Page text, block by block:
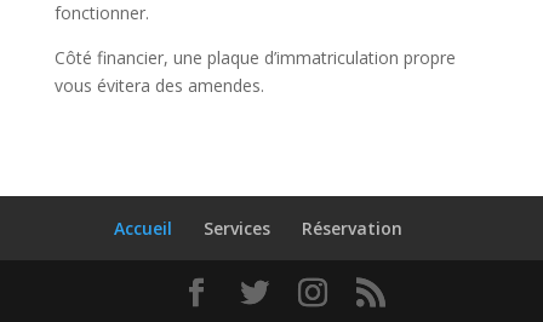
fonctionner.
Côté financier, une plaque d’immatriculation propre
vous évitera des amendes.
Accueil Services Réservation